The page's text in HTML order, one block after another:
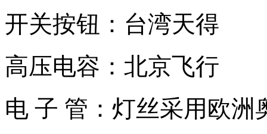
开关按钮：台湾天得
高压电容：北京飞行
电 子 管：灯丝采用欧洲